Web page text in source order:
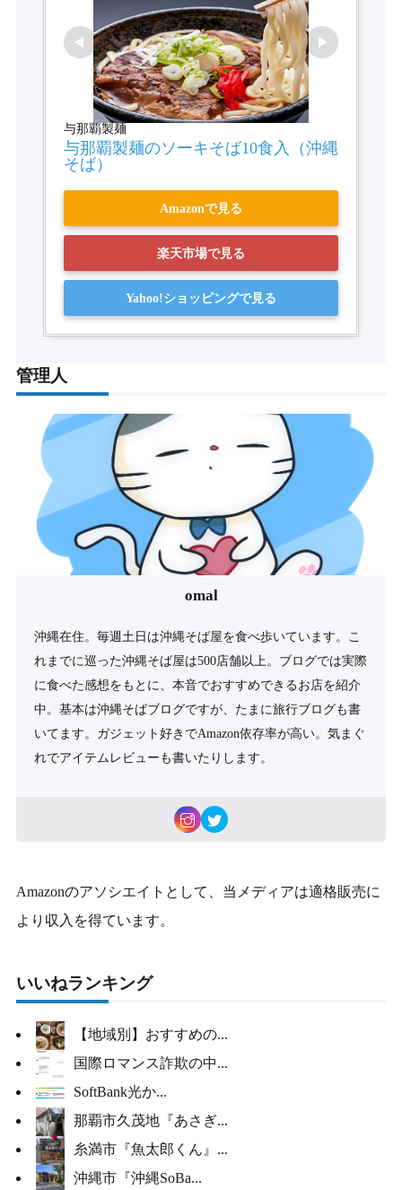
与那覇製麺
与那覇製麺のソーキそば10食入（沖縄
そば）
Amazonで見る
楽天市場で見る
Yahoo!ショッピングで見る
管理人
omal
沖縄在住。毎週土日は沖縄そば屋を食べ歩いています。こ
れまでに巡った沖縄そば屋は500店舗以上。ブログでは実際
に食べた感想をもとに、本音でおすすめできるお店を紹介
中。基本は沖縄そばブログですが、たまに旅行ブログも書
いてます。ガジェット好きでAmazon依存率が高い。気まぐ
れでアイテムレビューも書いたりします。
Amazonのアソシエイトとして、当メディアは適格販売に
より収入を得ています。
いいねランキング
【地域別】おすすめの...
国際ロマンス詐欺の中...
SoftBank光か...
那覇市久茂地『あさぎ...
糸満市『魚太郎くん』...
沖縄市『沖縄SoBa...